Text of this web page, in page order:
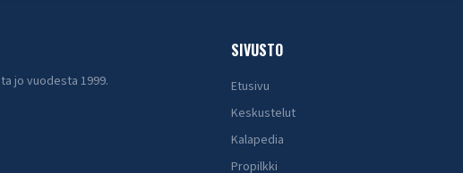
jo vuodesta 1999.
SIVUSTO
Etusivu
Keskustelut
Kalapedia
Propilkki